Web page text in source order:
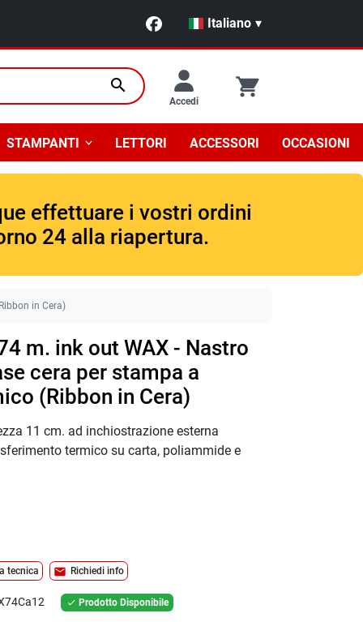
Italiano ▾
search
Accedi
STAMPANTI LETTORI ACCESSORI OCCASIONI
effettuare i vostri ordini
24 alla riapertura.
in Cera)
m. ink out WAX - Nastro
cera per stampa a
(Ribbon in Cera)
11 cm. ad inchiostrazione esterna
termico su carta, poliammide e
tecnica mail Richiedi info
 Prodotto Disponibile